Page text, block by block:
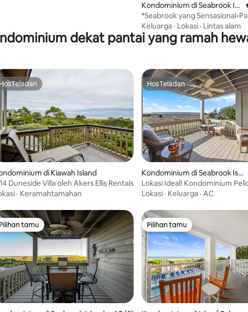
Kondominium di Seabrook Isl
and
*Seabrook yang
Pribadi•Kolam Renang Resor
Keluarga · Lokasi · Lintas alam
dekat pantai yang ramah
5 dari 5, 9 ulasan
HosTeladan
HosTeladan
di Kiawah Island
Duneside Villa oleh Akers Ellis Rentals
· Keramahtamahan
HosTeladan
HosTeladan
Kondominium di Seabrook Isla
nd
Lokasi Ideal! Kondominium
yang Ramah Hewan Peliharaan!
Lokasi · Keluarga · AC
Pilihan tamu
Pilihan tamu Pilihan tamu
Pilihan tamu